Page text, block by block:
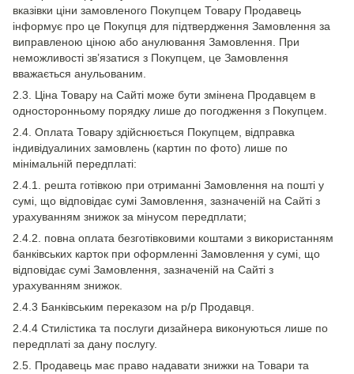
вказівки ціни замовленого Покупцем Товару Продавець
інформує про це Покупця для підтвердження Замовлення за
виправленою ціною або анулювання Замовлення. При
неможливості зв’язатися з Покупцем, це Замовлення
вважається анульованим.
2.3. Ціна Товару на Сайті може бути змінена Продавцем в
односторонньому порядку лише до погодження з Покупцем.
2.4. Оплата Товару здійснюється Покупцем, відправка
індивідуалиних замовлень (картин по фото) лише по
мінімальній передплаті:
2.4.1. решта готівкою при отриманні Замовлення на пошті у
сумі, що відповідає сумі Замовлення, зазначеній на Сайті з
урахуванням знижок за мінусом передплати;
2.4.2. повна оплата безготівковими коштами з використанням
банківських карток при оформленні Замовлення у сумі, що
відповідає сумі Замовлення, зазначеній на Сайті з
урахуванням знижок.
2.4.3 Банківським переказом на р/р Продавця.
2.4.4 Стилістика та послуги дизайнера виконуються лише по
передплаті за дану послугу.
2.5. Продавець має право надавати знижки на Товари та